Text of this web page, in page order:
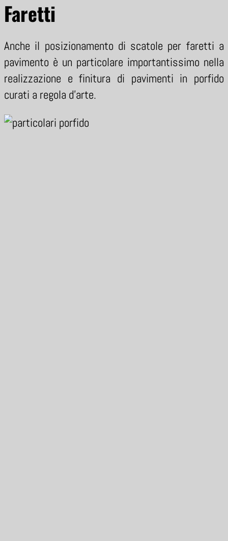
Faretti
Anche il posizionamento di scatole per faretti a
pavimento è un particolare importantissimo nella
realizzazione e finitura di pavimenti in porfido
curati a regola d’arte.